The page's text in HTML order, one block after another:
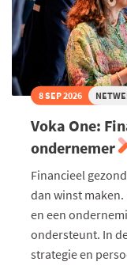
8 SEP 2026
Voka One:
ondernemer
Financieel
dan winst maken.
en een
ondersteunt. In
strategie en